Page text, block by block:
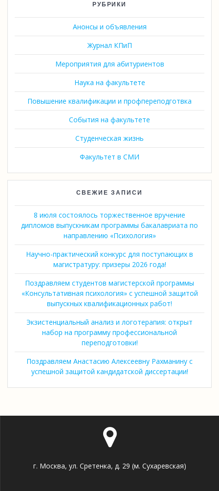
РУБРИКИ
Анонсы и объявления
Журнал КПиП
Мероприятия для абитуриентов
Наука на факультете
Повышение квалификации и профпереподготвка
События на факультете
Студенческая жизнь
Факультет в СМИ
СВЕЖИЕ ЗАПИСИ
8 июля состоялось торжественное вручение
дипломов выпускникам программы бакалавриата по
направлению «Психология»
Научно-практический конкурс для поступающих в
магистратуру: призеры 2026 года!
Поздравляем студентов магистерской программы
«Консультативная психология» с успешной защитой
выпускных квалификационных работ!
Экзистенциальный анализ и логотерапия: открыт
набор на программу профессиональной
переподготовки!
Поздравляем Анастасию Алексеевну Рахманину с
успешной защитой кандидатской диссертации!
г. Москва, ул. Сретенка, д. 29 (м. Сухаревская)